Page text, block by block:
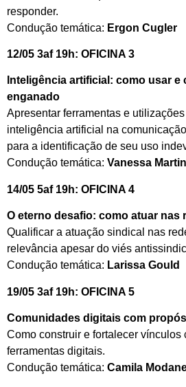
responder.
Condução temática: Ergon Cugler
12/05 3af 19h: OFICINA 3
Inteligência artificial: como usar e
enganado
Apresentar ferramentas e
inteligência artificial na
para a identificação de seu uso
Condução temática: Vanessa
14/05 5af 19h: OFICINA 4
O eterno desafio: como atuar nas
Qualificar a atuação sindical nas
relevância apesar do viés
Condução temática: Larissa Gould
19/05 3af 19h: OFICINA 5
Comunidades digitais com
Como construir e fortalecer vínculos
ferramentas digitais.
Condução temática: Camila